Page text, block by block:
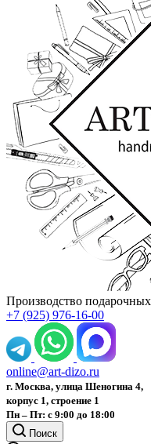
Производство
+7 (925) 976-16-00
online@art-dizo.ru
г. Москва, улица Шеногина 4,
корпус 1, строение 1
Пн – Пт: с 9:00 до 18:00
Поиск